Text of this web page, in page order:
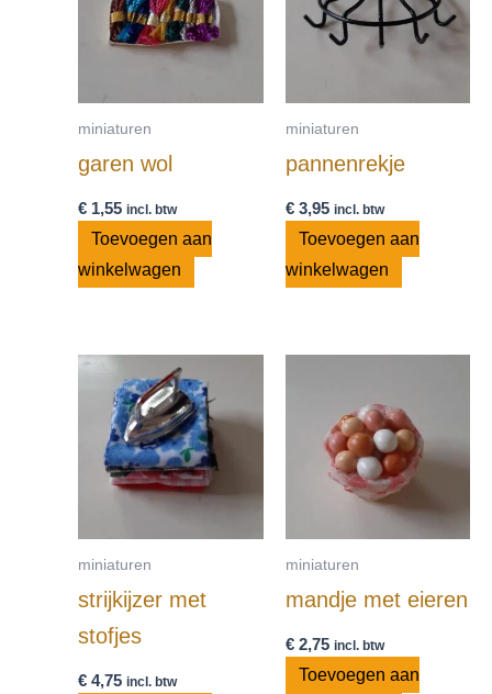
miniaturen
garen wol
€ 1,55 incl. btw
Toevoegen aan
winkelwagen
miniaturen
pannenrekje
€3,95 incl. btw
Toevoegen aan
winkelwagen
miniaturen
strijkijzer met
stofjes
€ 4,75 incl. btw
miniaturen
mandje met eieren
€2,75 incl. btw
Toevoegen aan